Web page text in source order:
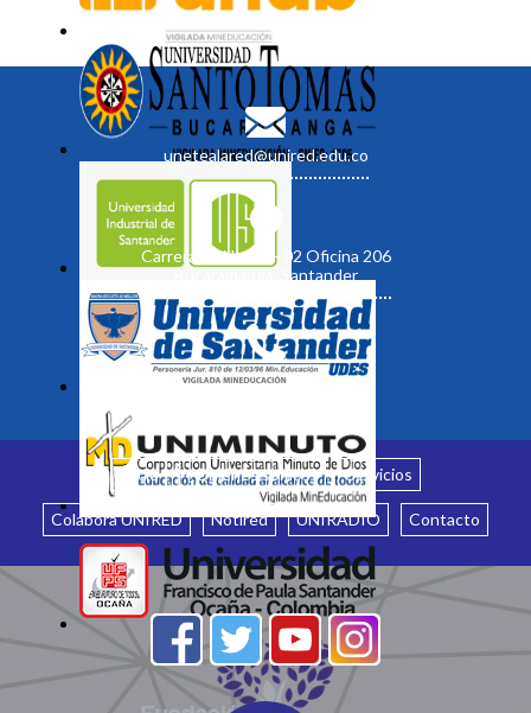
unetealared@unired.edu.co
Carrera 19 No. 35 - 02 Oficina 206
Bucaramanga, Santander
Inicio ¿Quiénes somos? Servicios
Colabora UNIRED Notired UNIRADIO Contacto